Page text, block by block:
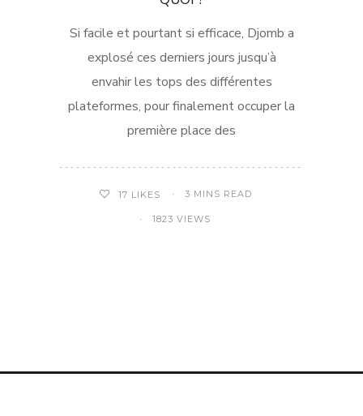
Si facile et pourtant si efficace, Djomb a
explosé ces derniers jours jusqu’à
envahir les tops des différentes
plateformes, pour finalement occuper la
première place des
17 LIKES 3 MINS READ
1823 VIEWS